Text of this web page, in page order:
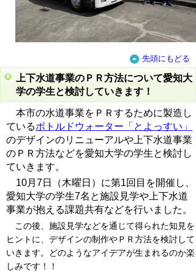
先頭にもどる
上下水道事業のＰＲ方法について愛知大
学の学生と検討していきます！
本市の水道事業をＰＲするために製造し
ているボトルドウォーター「とよっすい」
のデザインのリニューアルや上下水道事業
のＰＲ方法などを愛知大学の学生と検討し
ていきます。
10月7日（木曜日）に第1回目を開催し、
愛知大学の学生7名と施設見学や上下水道
事業が抱える課題共有などを行いました。
この後、施設見学などを通じて得られた知見を
ヒントに、デザインの制作やＰＲ方法を検討して
いきます。どのようなアイデアが生まれるのか楽
しみです！！